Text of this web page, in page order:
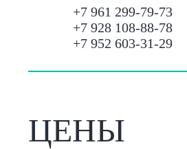
+7 961 299-79-73
+7 928 108-88-78
+7 952 603-31-29
ЦЕНЫ